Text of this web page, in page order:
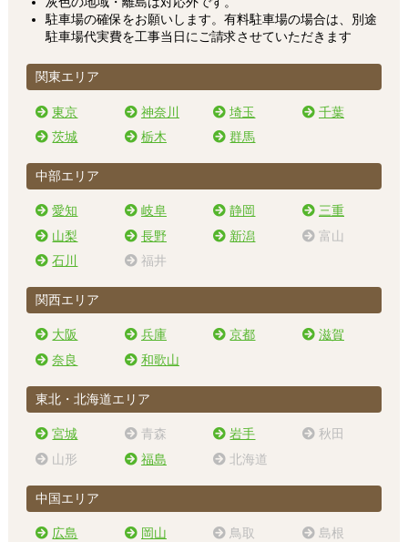
駐車場の確保をお願いします。有料駐車場の場合は、別途
駐車場代実費を工事当日にご請求させていただきます
関東エリア
東京 神奈川 埼玉
千葉
茨城
栃木 群馬
中部エリア
愛知 岐阜 静岡
三重
山梨
長野 新潟
富山
石川
福井
関西エリア
大阪 兵庫 京都
滋賀
奈良
和歌山
東北・北海道エリア
宮城 青森 岩手
秋田
山形
福島 北海道
中国エリア
広島 岡山 鳥取
島根